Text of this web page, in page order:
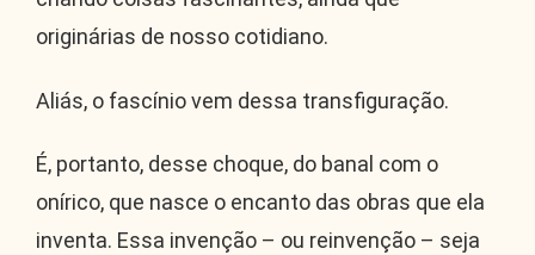
originárias de nosso cotidiano.
Aliás, o fascínio vem dessa transfiguração.
É, portanto, desse choque, do banal com o
onírico, que nasce o encanto das obras que ela
inventa. Essa invenção – ou reinvenção – seja